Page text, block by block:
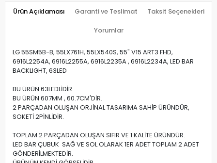
Ürün Açıklaması Garanti ve Teslimat Taksit Seçenekleri
Yorumlar
LG 55SM5B-B, 55LX761H, 55LX540S, 55" V15 ART3 FHD,
6916L2254A, 6916L2255A, 6916L2235A , 6916L2234A, LED BAR
BACKLIGHT, 63LED
BU ÜRÜN 63LEDLİDİR.
BU ÜRÜN 607MM , 60.7CM'DİR.
2 PARÇADAN OLUŞAN ORJİNAL TASARIMA SAHİP ÜRÜNDÜR,
SOKETİ 2PİNLİDİR.
TOPLAM 2 PARÇADAN OLUŞAN SIFIR VE 1.KALİTE ÜRÜNDÜR.
LED BAR ÇUBUK SAĞ VE SOL OLARAK 1ER ADET TOPLAM 2 ADET
GÖNDERİLMEKTEDİR.